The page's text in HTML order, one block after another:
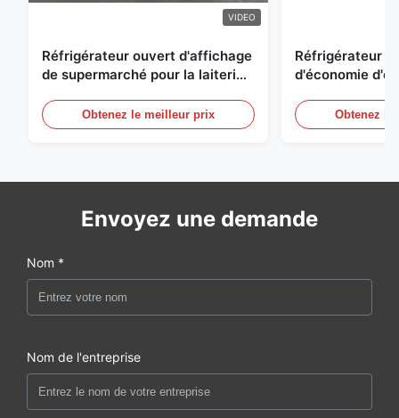
VIDEO
Réfrigérateur ouvert d'affichage
de supermarché pour la laiterie
LED
Obtenez le meilleur prix
Réfrigérateur
d'économie
Obtenez
Envoyez une demande
Nom *
Nom de l'entreprise